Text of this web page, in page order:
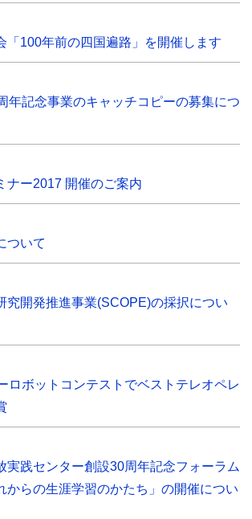
「100年前の四国遍路」を開催します
年記念事業のキャッチコピーの募集につ
ナー2017 開催のご案内
ついて
究開発推進事業(SCOPE)の採択につい
ロボットコンテストでベストテレオペレ
実践センター創設30周年記念フォーラム
からの生涯学習のかたち」の開催につい